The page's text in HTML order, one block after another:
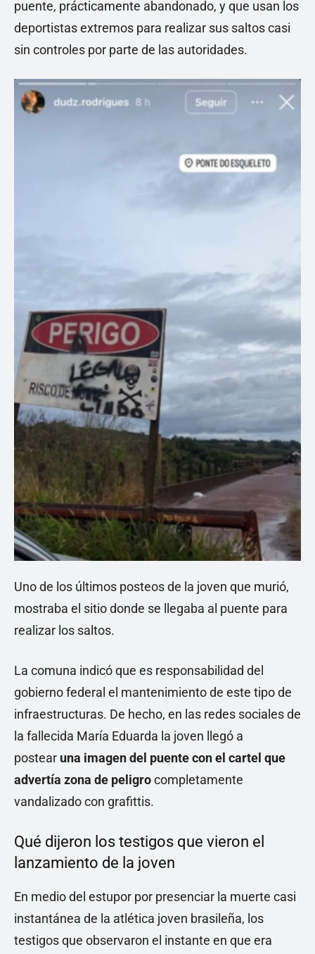
puente, prácticamente abandonado, y que usan los
deportistas extremos para realizar sus saltos casi
sin controles por parte de las autoridades.
Uno de los últimos posteos de la joven que murió,
mostraba el sitio donde se llegaba al puente para
realizar los saltos.
La comuna indicó que es responsabilidad del
gobierno federal el mantenimiento de este tipo de
infraestructuras. De hecho, en las redes sociales de
la fallecida María Eduarda la joven llegó a
postear una imagen del puente con el cartel que
advertía zona de peligrocompletamente
vandalizado con grafittis.
Qué dijeron los testigos que vieron el
lanzamiento de la joven
En medio del estupor por presenciar la muerte casi
instantánea de la atlética joven brasileña, los
testigos que observaron el instante en que era